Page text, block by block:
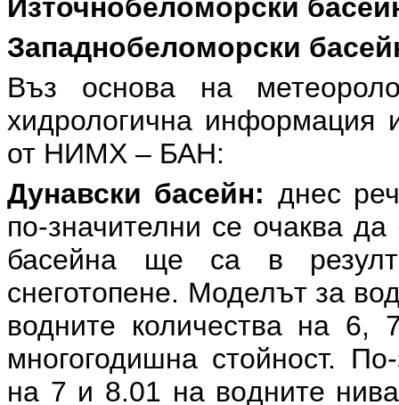
Източнобеломорски
Западнобеломорски
Въз основа на
хидрологична информация
от НИМХ – БАН:
Дунавски басейн: днес
по-значителни се очаква
басейна ще са в
снеготопене. Моделът за
водните количества на
многогодишна стойност.
на 7 и 8.01 на водните